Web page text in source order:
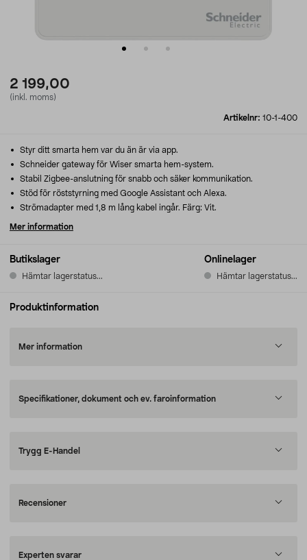
2 199,00
(inkl. moms)
Artikelnr: 10-1-400
Butikslager
Hämtar lagerstatus...
Onlinelager
Hämtar lagerstatus...
Styr ditt smarta hem var du än är via app.
Schneider gateway för Wiser smarta hem-system.
Stabil Zigbee-anslutning för snabb och säker kommunikation.
Stöd för röststyrning med Google Assistant och Alexa.
Strömadapter med 1,8 m lång kabel ingår. Färg: Vit.
Mer information
Produktinformation
Mer information
Specifikationer, dokument och ev. faroinformation
Trygg E-Handel
Recensioner
Experten svarar